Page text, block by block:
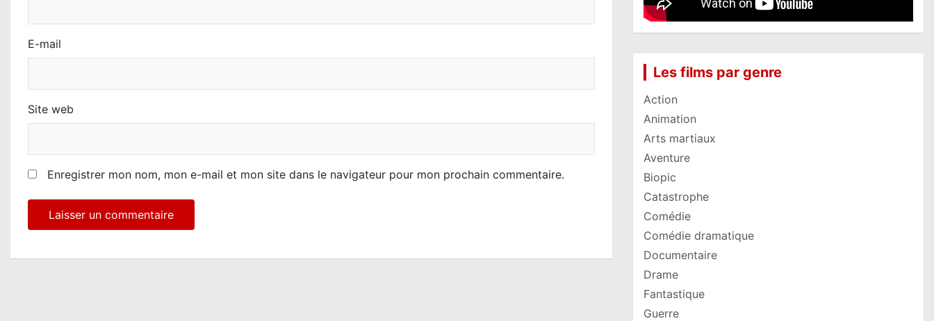
E-mail
Site web
Enregistrer mon nom, mon e-mail et mon site dans le navigateur pour mon prochain commentaire.
Les films par genre
Action
Animation
Arts martiaux
Aventure
Biopic
Catastrophe
Comédie
Comédie dramatique
Documentaire
Drame
Fantastique
Guerre